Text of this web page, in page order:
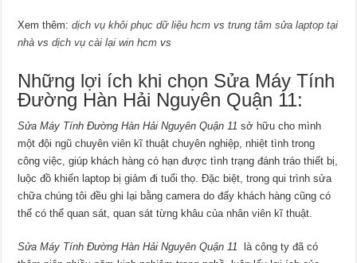
Xem thêm:dịch vụ khôi phục dữ liệu hcm vstrung tâm sửa laptop tại
nhà vsdịch vụ cài lại win hcm vs
Những lợi ích khi chọn Sửa Máy Tính
Đường Hàn Hải Nguyên Quận 11:
Sửa Máy Tính Đường Hàn Hải Nguyên Quận 11 sở hữu cho mình
một đội ngũ chuyên viên kĩ thuật chuyên nghiệp, nhiệt tình trong
công việc, giúp khách hàng có hạn được tình trạng đánh tráo thiết bị,
luộc đồ khiến laptop bị giảm đi tuổi thọ. Đặc biệt, trong qui trình sửa
chữa chúng tôi đều ghi lại bằng camera do đấy khách hàng cũng có
thể có thể quan sát, quan sát từng khâu của nhân viên kĩ thuật.
Sửa Máy Tính Đường Hàn Hải Nguyên Quận 11
là công ty đã có